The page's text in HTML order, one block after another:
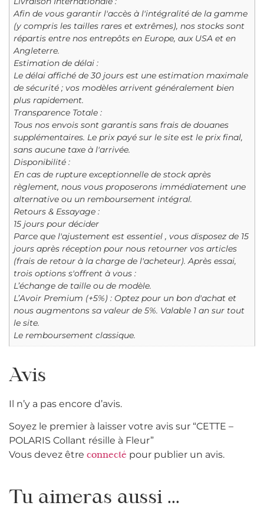
Afin de vous garantir l'accès à l'intégralité de la gamme
(y compris les tailles rares et extrêmes), nos stocks sont
répartis entre nos entrepôts en Europe, aux USA et en
Angleterre.
Estimation de délai :
Le délai affiché de 30 jours est une estimation maximale
de sécurité ; vos modèles arrivent généralement bien
plus rapidement.
Transparence Totale :
Tous nos envois sont garantis sans frais de douanes
supplémentaires. Le prix payé sur le site est le prix final,
sans aucune taxe à l'arrivée.
Disponibilité :
En cas de rupture exceptionnelle de stock après
règlement, nous vous proposerons immédiatement une
alternative ou un remboursement intégral.
Retours & Essayage :
15 jours pour décider
Parce que l'ajustement est essentiel , vous disposez de 15
jours après réception pour nous retourner vos articles
(frais de retour à la charge de l'acheteur). Après essai,
trois options s'offrent à vous :
L’échange de taille ou de modèle.
L’Avoir Premium (+5%) : Optez pour un bon d'achat et
nous augmentons sa valeur de 5%. Valable 1 an sur tout
le site.
Le remboursement classique.
Avis
Il n’y a pas encore d’avis.
Soyez le premier à laisser votre avis sur “CETTE –
POLARIS Collant résille à Fleur”
Vous devez être connecté pour publier un avis.
Tu aimeras aussi ...